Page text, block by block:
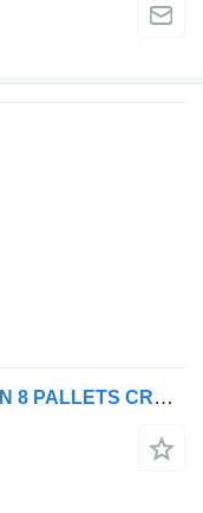
Volkswagen CRAFTER TARPAULIN 8 PALLETS CRUISE CONTROL AIR CONDITIONING 180H